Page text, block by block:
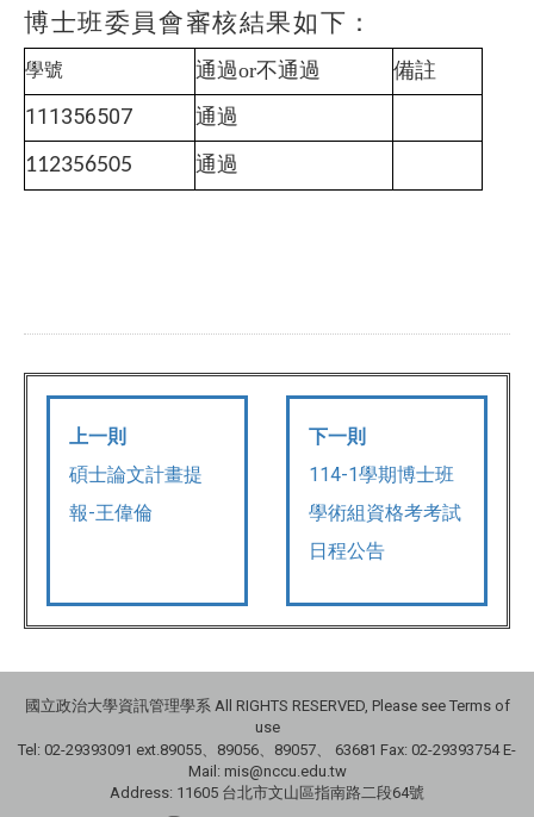
博士班委員會審核結果如下：
學號 通過or不通過 備註
111356507 通過
112356505 通過
上一則
碩士論文計畫提
報-王偉倫
下一則
114-1學期博士班
學術組資格考考試
日程公告
國立政治大學資訊管理學系 All RIGHTS RESERVED, Please see Terms of
use
Tel: 02-29393091 ext.89055、89056、89057、
63681 Fax: 02-29393754 E-
Mail: mis@nccu.edu.tw
Address: 11605 台北市文山區指南路二段64號